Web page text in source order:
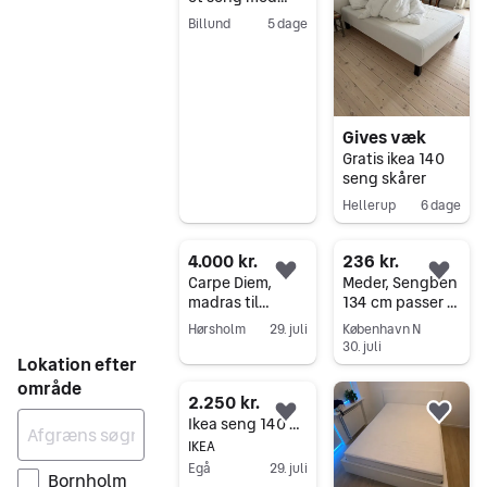
Lokation efter
område
Bornholm
Yatsan New
Billund 5 dage
Gives væk
Gratis ikea 140
seng skårer
Hellerup 6 dage
4.000 kr.
Carpe Diem,
madras til
Continental
seng 140 x 200
soft
Hørsholm 29. juli
Føj til favoritter.
Gå til annoncen
236 kr.
Meder, Sengben
134 cm passer til
140 cm seng /
boxmadras.
(Læs annoncen,
tak).
København N
30. juli
Føj
Gå til annoncen
2.250 kr.
Ikea seng 140 cm, med springmadras, opbevaring og 2 natborde, samlet pris.
IKEA
Egå
29. juli
Føj til favoritter. Føj